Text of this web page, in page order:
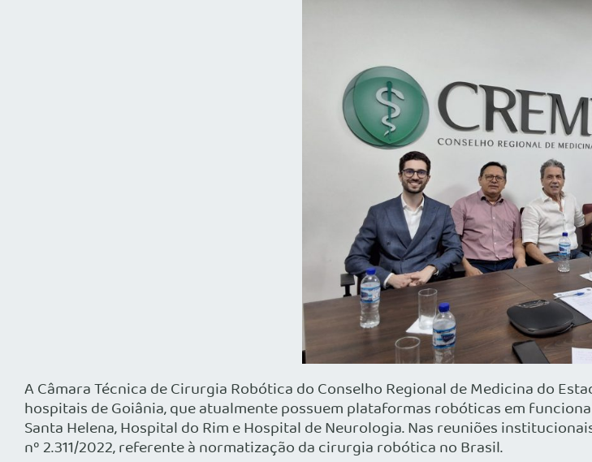
A Câmara Técnica de Cirurgia Robótica do Conselho Regional de Medicina do
hospitais de Goiânia, que atualmente possuem plataformas robóticas em
Santa Helena, Hospital do Rim e Hospital de Neurologia. Nas reuniões
nº 2.311/2022, referente à normatização da cirurgia robótica no Brasil.